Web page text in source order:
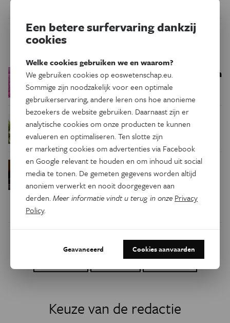
RuimteEen bakkerij op 400 miljoen
kilometer van de aarde
Podcast Natuur & Milieu Waar zijn
insecten in de winter?
Psyche & Brein Waarom we tinnitus
in de hersenen moeten zoeken
Dit artikel delen op:
Twitter Linkedin
Keuze van de redactie
Een betere surfervaring dankzij
cookies
Welke cookies gebruiken we en waarom?
We gebruiken cookies op eoswetenschap.eu.
Sommige zijn noodzakelijk voor een optimale
gebruikerservaring, andere leren ons hoe anonieme
bezoekers de website gebruiken. Daarnaast zijn er
analytische cookies om onze producten te kunnen
evalueren en optimaliseren. Ten slotte zijn
er marketing cookies om advertenties via Facebook
en Google relevant te houden en om inhoud uit social
media te tonen. De gemeten gegevens worden altijd
anoniem verwerkt en nooit doorgegeven aan
derden.Meer informatie vindt u terug in onze Privacy
Policy.
Geavanceerd Cookies aanvaarden